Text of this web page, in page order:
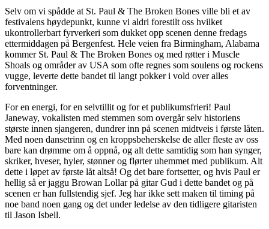
Selv om vi spådde at St. Paul & The Broken Bones ville bli et av
festivalens høydepunkt, kunne vi aldri forestilt oss hvilket
ukontrollerbart fyrverkeri som dukket opp scenen denne fredags
ettermiddagen på Bergenfest. Hele veien fra Birmingham, Alabama
kommer St. Paul & The Broken Bones og med røtter i Muscle
Shoals og områder av USA som ofte regnes som soulens og rockens
vugge, leverte dette bandet til langt pokker i vold over alles
forventninger.
For en energi, for en selvtillit og for et publikumsfrieri! Paul
Janeway, vokalisten med stemmen som overgår selv historiens
største innen sjangeren, dundrer inn på scenen midtveis i første låten.
Med noen dansetrinn og en kroppsbeherskelse de aller fleste av oss
bare kan drømme om å oppnå, og alt dette samtidig som han synger,
skriker, hveser, hyler, stønner og flørter uhemmet med publikum. Alt
dette i løpet av første låt altså! Og det bare fortsetter, og hvis Paul er
hellig så er jaggu Browan Lollar på gitar Gud i dette bandet og på
scenen er han fullstendig sjef. Jeg har ikke sett maken til timing på
noe band noen gang og det under ledelse av den tidligere gitaristen
til Jason Isbell.